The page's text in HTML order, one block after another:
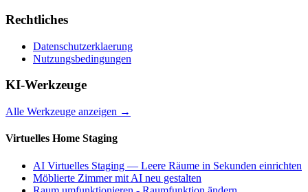
Rechtliches
Datenschutzerklaerung
Nutzungsbedingungen
KI-Werkzeuge
Alle Werkzeuge anzeigen →
Virtuelles Home Staging
AI Virtuelles Staging — Leere Räume in Sekunden einrichten
Möblierte Zimmer mit AI neu gestalten